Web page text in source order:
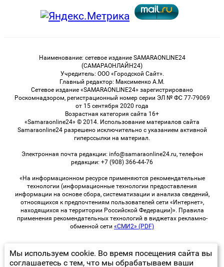
Наименование: сетевое издание SAMARAONLINE24
(САМАРАОНЛАЙН24)
Учредитель: ООО «Городской Сайт».
Главный редактор: Максименко А.М.
Сетевое издание «SAMARAONLINE24» зарегистрировано
Роскомнадзором, регистрационный номер серии ЭЛ № ФС 77-79069
от 15 сентября 2020 года
Возрастная категория сайта 16+
«Samaraonline24» © 2014. Использование материалов сайта
Samaraonline24 разрешено исключительно с указанием активной
гиперссылки на материал.
Электронная почта редакции: info@samaraonline24.ru, телефон
редакции: +7 (908) 366-44-76
«На информационном ресурсе применяются рекомендательные
технологии (информационные технологии предоставления
информации на основе сбора, систематизации и анализа сведений,
относящихся к предпочтениям пользователей сети «Интернет»,
находящихся на территории Российской Федерации)». Правила
применения рекомендательных технологий в виджетах рекламно-
обменной сети «СМИ2» (PDF)
© 2026 «samaraOnline24» | Все права защищены
Мы используем cookie. Во время посещения сайта вы
соглашаетесь с тем, что мы обрабатываем ваши